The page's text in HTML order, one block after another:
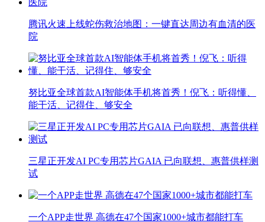
腾讯火速上线蛇伤救治地图：一键直达周边有血清的医
院
努比亚全球首款AI智能体手机将首秀！倪飞：听得懂、
能干活、记得住、够安全
三星正开发AI PC专用芯片GAIA 已向联想、惠普供样测
试
一个APP走世界 高德在47个国家1000+城市都能打车